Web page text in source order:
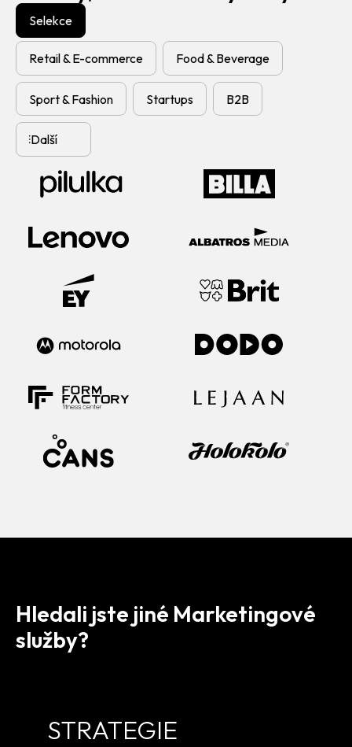
Selekce
Retail & E-commerce Food & Beverage
Sport & Fashion Startups B2B
Další
Hledali jste jiné Marketingové
služby?
STRATEGIE